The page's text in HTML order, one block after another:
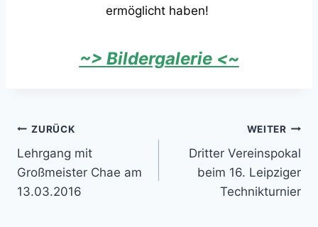
ermöglicht haben!
~> Bildergalerie <~
Beitragsnavigation
ZURÜCK
Lehrgang mit
Großmeister Chae am
13.03.2016
WEITER
Dritter Vereinspokal
beim 16. Leipziger
Technikturnier